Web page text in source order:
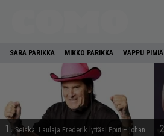
SARA PARIKKA MIKKO PARIKKA VAPPU PIMIÄ
1. Seiska: Laulaja Frederik lyttäsi Eput – johan